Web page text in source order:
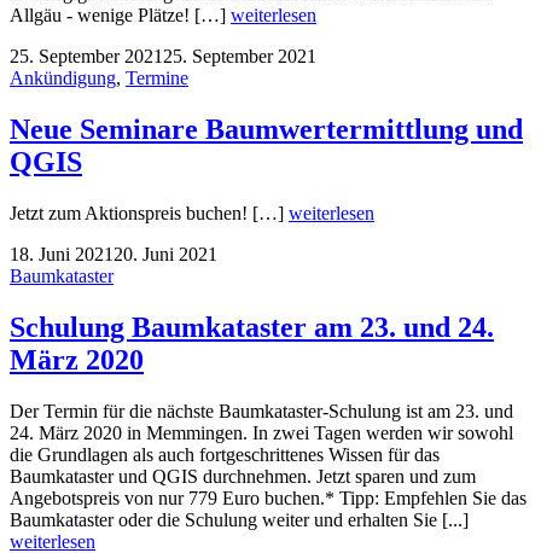
Allgäu - wenige Plätze! […] weiterlesen
25. September 2021 25. September 2021
Ankündigung, Termine
Neue Seminare Baumwertermittlung und
QGIS
Jetzt zum Aktionspreis buchen! […] weiterlesen
18. Juni 2021 20. Juni 2021
Baumkataster
Schulung Baumkataster am 23. und 24.
März 2020
Der Termin für die nächste Baumkataster-Schulung ist am 23. und
24. März 2020 in Memmingen. In zwei Tagen werden wir sowohl
die Grundlagen als auch fortgeschrittenes Wissen für das
Baumkataster und QGIS durchnehmen. Jetzt sparen und zum
Angebotspreis von nur 779 Euro buchen.* Tipp: Empfehlen Sie das
Baumkataster oder die Schulung weiter und erhalten Sie [...]
weiterlesen